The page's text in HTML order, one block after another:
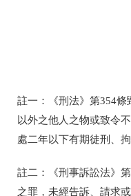
註一：《刑法》第354條
以外之他人之物或致令
處二年以下有期徒刑、
註二：《刑事訴訟法》
之罪，未經告訴、請求